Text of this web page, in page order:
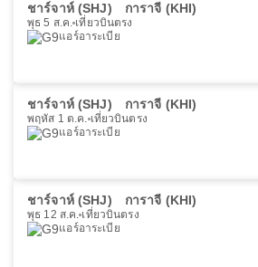
ชาร์จาห์ (SHJ) การาจี (KHI)
พุธ 5 ส.ค. เที่ยวบินตรง
แอร์อาระเบีย
ชาร์จาห์ (SHJ) การาจี (KHI)
พฤหัส 1 ต.ค. เที่ยวบินตรง
แอร์อาระเบีย
ชาร์จาห์ (SHJ) การาจี (KHI)
พุธ 12 ส.ค. เที่ยวบินตรง
แอร์อาระเบีย